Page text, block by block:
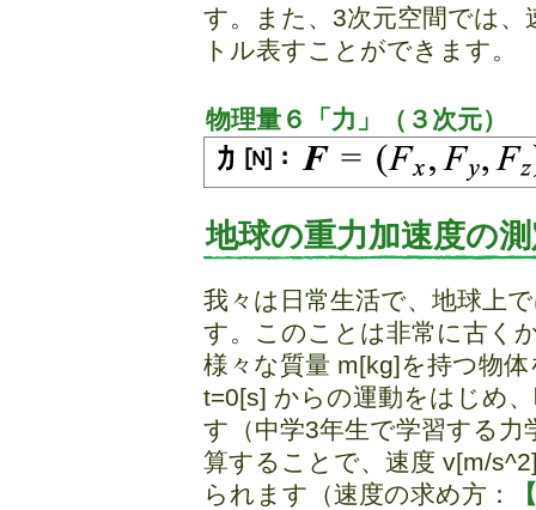
す。また、3次元空間では
トル表すことができます。
物理量６「力」（３次元）
地球の重力加速度の
我々は日常生活で、地球上
す。このことは非常に古く
様々な質量 m[kg]を持つ物
t=0[s] からの運動をはじめ
す（中学3年生で学習する力
算することで、速度 v[m/
られます（速度の求め方：